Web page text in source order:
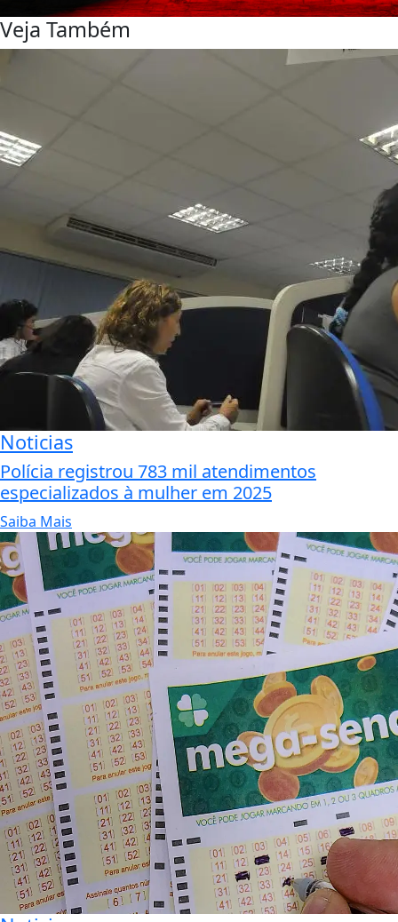
Veja Também
Noticias
Polícia registrou 783 mil atendimentos
especializados à mulher em 2025
Saiba Mais